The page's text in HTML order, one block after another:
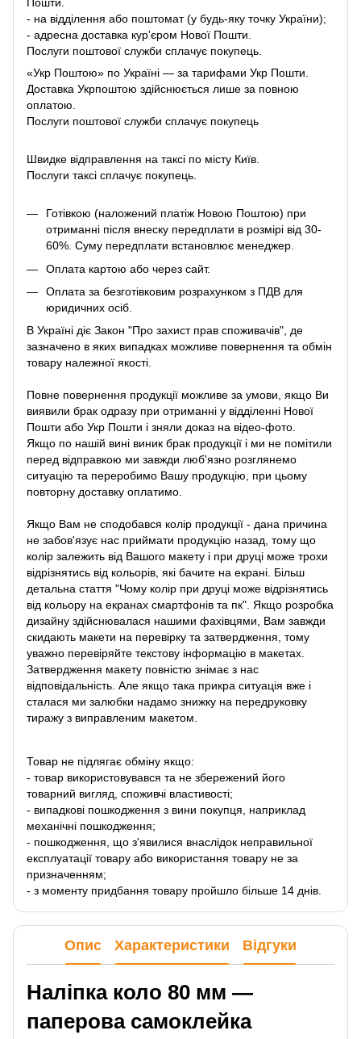
- на відділення або поштомат (у будь-яку точку України);
- адресна доставка кур'єром Нової Пошти.
Послуги поштової служби сплачує покупець.
«Укр Поштою» по Україні — за тарифами Укр Пошти.
Доставка Укрпоштою здійснюється лише за повною
оплатою.
Послуги поштової служби сплачує покупець
Швидке відправлення на таксі по місту Київ.
Послуги таксі сплачує покупець.
Готівкою (наложений платіж Новою Поштою) при
отриманні після внеску передплати в розмірі від 30-
60%. Суму передплати встановлює менеджер.
Оплата картою або через сайт.
Оплата за безготівковим розрахунком з ПДВ для
юридичних осіб.
В Україні діє Закон "Про захист прав споживачів", де
зазначено в яких випадках можливе повернення та обмін
товару належної якості.
Повне повернення продукції можливе за умови, якщо Ви
виявили брак одразу при отриманні у відділенні Нової
Пошти або Укр Пошти і зняли доказ на відео-фото.
Якщо по нашій вині виник брак продукції і ми не помітили
перед відправкою ми завжди люб'язно розглянемо
ситуацію та переробимо Вашу продукцію, при цьому
повторну доставку оплатимо.
Якщо Вам не сподобався колір продукції - дана причина
не забов'язує нас приймати продукцію назад, тому що
колір залежить від Вашого макету і при друці може трохи
відрізнятись від кольорів, які бачите на екрані. Більш
детальна стаття "Чому колір при друці може відрізнятись
від кольору на екранах смартфонів та пк". Якщо розробка
дизайну здійснювалася нашими фахівцями, Вам завжди
скидають макети на перевірку та затвердження, тому
уважно перевіряйте текстову інформацію в макетах.
Затвердження макету повністю знімає з нас
відповідальність. Але якщо така прикра ситуація вже і
сталася ми залюбки надамо знижку на передруковку
тиражу з виправленим макетом.
Товар не підлягає обміну якщо:
- товар використовувався та не збережений його
товарний вигляд, споживчі властивості;
- випадкові пошкодження з вини покупця, наприклад
механічні пошкодження;
- пошкодження, що з'явилися внаслідок неправильної
експлуатації товару або використання товару не за
призначенням;
- з моменту придбання товару пройшло більше 14 днів.
Опис Характеристики Відгуки
Наліпка коло 80 мм —
паперова самоклейка